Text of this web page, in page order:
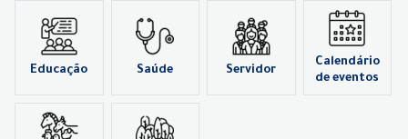
Educação Saúde Servidor
Calendário
de eventos